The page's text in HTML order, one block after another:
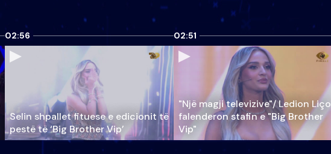
02:56
Selin shpallet fituese e edicionit të
pestë të ‘Big Brother Vip’
02:51
"Një magji televizive"/ Ledion Liço
falenderon stafin e "Big Brother
Vip"